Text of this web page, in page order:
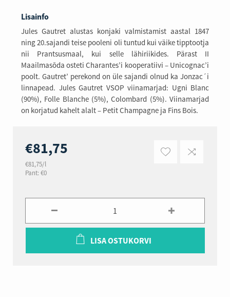
Lisainfo
Jules Gautret alustas konjaki valmistamist aastal 1847
ning 20.sajandi teise pooleni oli tuntud kui väike tipptootja
nii Prantsusmaal, kui selle lähiriikides. Pärast II
Maailmasõda osteti Charantes’i kooperatiivi – Unicognac’i
poolt. Gautret’ perekond on üle sajandi olnud ka Jonzac´i
linnapead. Jules Gautret VSOP viinamarjad: Ugni Blanc
(90%), Folle Blanche (5%), Colombard (5%). Viinamarjad
on korjatud kahelt alalt – Petit Champagne ja Fins Bois.
€81,75
€81,75/l
Pant: €0
LISA OSTUKORVI